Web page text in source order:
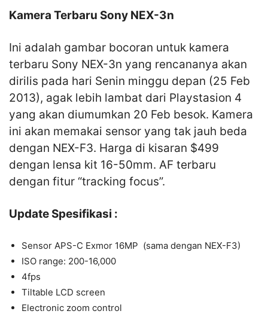
Kamera Terbaru Sony NEX-3n
Ini adalah gambar bocoran untuk kamera
terbaru Sony NEX-3n yang rencananya akan
dirilis pada hari Senin minggu depan (25 Feb
2013), agak lebih lambat dari Playstasion 4
yang akan diumumkan 20 Feb besok. Kamera
ini akan memakai sensor yang tak jauh beda
dengan NEX-F3. Harga di kisaran $499
dengan lensa kit 16-50mm. AF terbaru
dengan fitur “tracking focus”.
Update Spesifikasi :
Sensor APS-C Exmor 16MP (sama dengan NEX-F3)
ISO range: 200-16,000
4fps
Tiltable LCD screen
Electronic zoom control